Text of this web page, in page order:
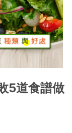
5道食譜做